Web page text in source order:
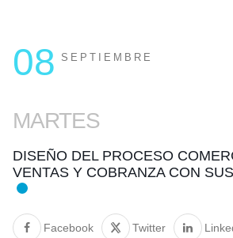
08 SEPTIEMBRE
MARTES
DISEÑO DEL PROCESO
VENTAS Y COBRANZA CON
Facebook Twitter